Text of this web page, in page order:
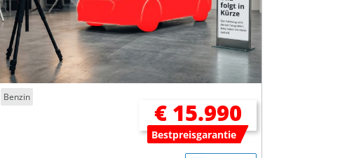
Benzin
€ 15.990
Bestpreisgarantie